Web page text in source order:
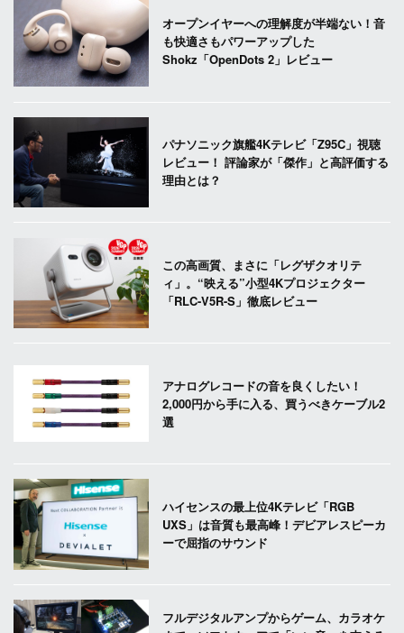
オープンイヤーへの理解度が半端ない！音
も快適さもパワーアップした
Shokz「OpenDots 2」レビュー
パナソニック旗艦4Kテレビ「Z95C」視聴
レビュー！ 評論家が「傑作」と高評価する
理由とは？
この高画質、まさに「レグザクオリテ
ィ」。“映える”小型4Kプロジェクター
「RLC-V5R-S」徹底レビュー
アナログレコードの音を良くしたい！
2,000円から手に入る、買うべきケーブル2
選
ハイセンスの最上位4Kテレビ「RGB
UXS」は音質も最高峰！デビアレスピーカ
ーで屈指のサウンド
フルデジタルアンプからゲーム、カラオケ